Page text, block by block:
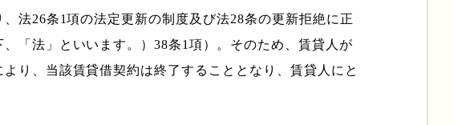
法26条1項の法定更新の制度及び法28条の更新拒絶に正
「法」といいます。）38条1項）。そのため、賃貸人が
り、当該賃貸借契約は終了することとなり、賃貸人にと